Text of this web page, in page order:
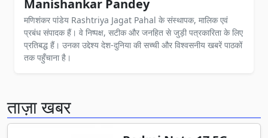
Manishankar Pandey
मणिशंकर पांडेय Rashtriya Jagat Pahal के संस्थापक, मालिक एवं
प्रबंध संपादक हैं। वे निष्पक्ष, सटीक और जनहित से जुड़ी पत्रकारिता के लिए
प्रतिबद्ध हैं। उनका उद्देश्य देश-दुनिया की सच्ची और विश्वसनीय खबरें पाठकों
तक पहुँचाना है।
ताज़ा खबर